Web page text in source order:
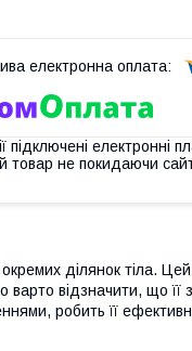
підключені електронні
товар не покидаючи
ділянок тіла.
варто відзначити, що
робить її